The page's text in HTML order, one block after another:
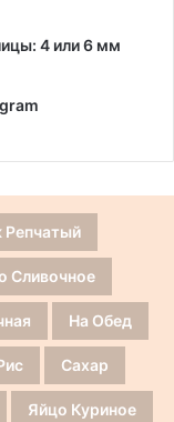
4 или 6 мм
Репчатый
Сливочное
На Обед
Сахар
Яйцо Куриное